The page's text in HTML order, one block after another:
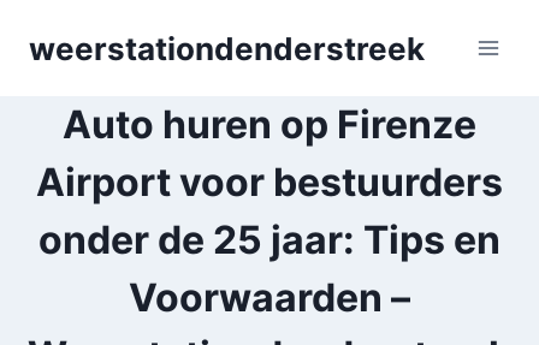
weerstationdenderstreek
Auto huren op Firenze
Airport voor bestuurders
onder de 25 jaar: Tips en
Voorwaarden –